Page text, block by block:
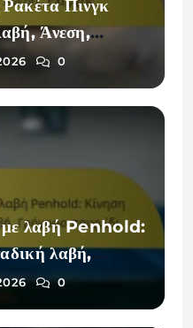
Πινγκ
Άνεση,
0
με λαβή Penhold:
λαβή,
0